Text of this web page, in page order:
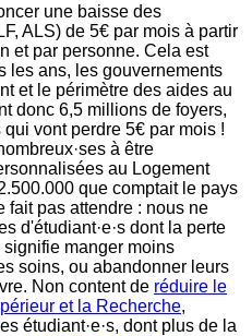
une baisse des
ALS) de 5€ par mois à partir
et par personne. Cela est
les ans, les gouvernements
et le périmètre des aides au
donc 6,5 millions de foyers,
vont perdre 5€ par mois !
à être
au Logement
que comptait le pays
fait pas attendre : nous ne
d'étudiant·e·s dont la perte
manger moins
soins, ou abandonner leurs
Non content de réduire le
et la Recherche,
étudiant·e·s, dont plus de la